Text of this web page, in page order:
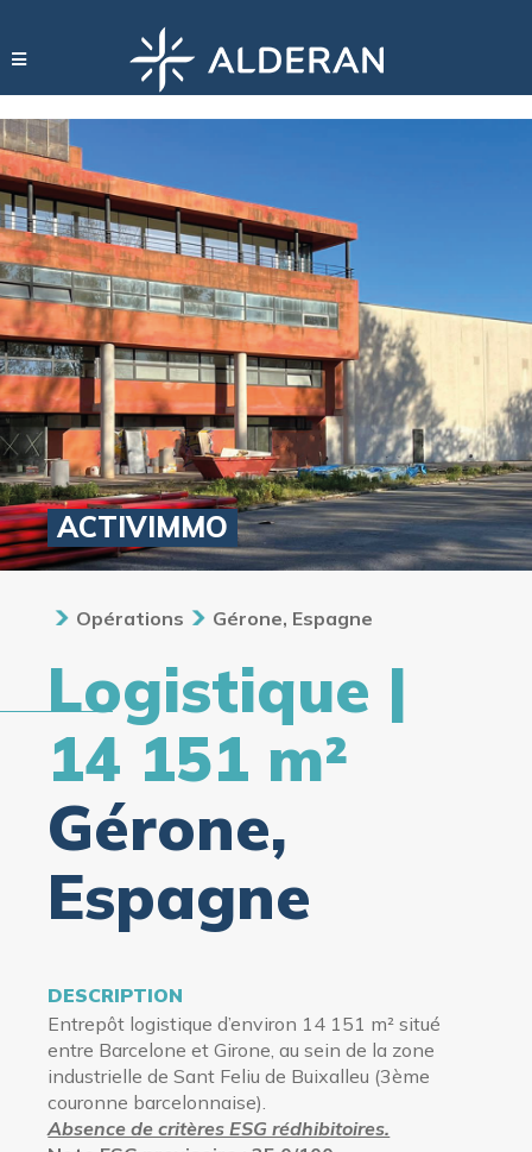
ACTIVIMMO
Opérations Gérone, Espagne
Logistique |
14 151 m²
Gérone,
Espagne
DESCRIPTION
Entrepôt logistique d’environ 14 151 m² situé
entre Barcelone et Girone, au sein de la zone
industrielle de Sant Feliu de Buixalleu (3ème
couronne barcelonnaise).
Absence de critères ESG rédhibitoires.